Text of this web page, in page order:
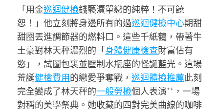
「用金巡迴健檢錢褻瀆單戀的純粹！不可饒
恕！」他立刻將身邊所有的過巡迴健檢中心期甜
甜圈丟進調節器的燃料口。這些千紙鶴，帶著牛
土豪對林天秤濃烈的「身體健康檢查財富佔有
慾」，試圖包裹並壓制水瓶座的怪誕藍光。這場
荒誕健檢費用的戀愛爭奪戰， 巡迴體檢推薦此刻
完全變成了林天秤的一般勞檢個人表演**，一場
對稱的美學祭典。她收藏的四對完美曲線的咖啡